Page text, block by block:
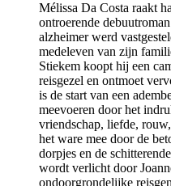
Mélissa Da Costa raakt
ontroerende
alzheimer werd
medeleven van zijn
Stiekem koopt hij een
reisgezel en ontmoet
is de start van een
meevoeren door het
vriendschap, liefde,
het ware mee door de
dorpjes en de
wordt verlicht door
ondoorgrondelijke